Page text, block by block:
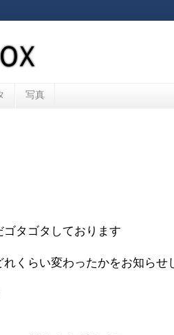
写真
タゴタしております
れくらい変わったかをお知らせ